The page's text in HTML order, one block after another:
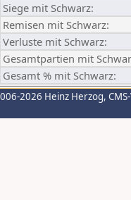
Siege mit Schwarz:
Remisen mit Schwarz:
Verluste mit Schwarz:
Gesamtpartien mit
Gesamt % mit Schwarz:
2026 Heinz Herzog,